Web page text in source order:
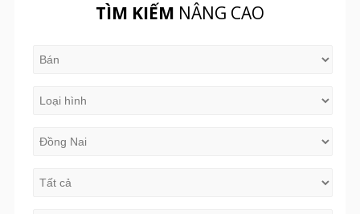
TÌM KIẾM NÂNG CAO